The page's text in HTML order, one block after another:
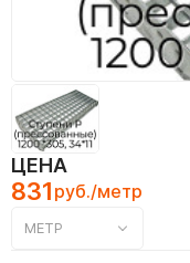
ЦЕНА
831 руб./метр
МЕТР